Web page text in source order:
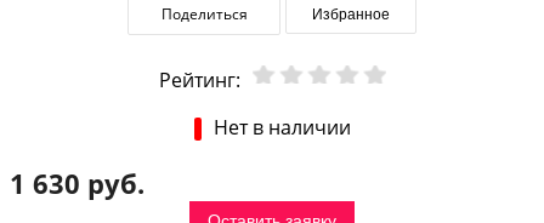
Поделиться Избранное
Рейтинг:
Нет в наличии
1 630 руб.